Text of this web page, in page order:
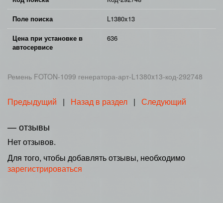
Поле поиска L1380x13
Цена при установке в
автосервисе
636
Ремень FOTON-1099 генератора-арт-L1380x13-код-292748
Предыдущий | Назад в раздел | Следующий
— отзывы
Нет отзывов.
Для того, чтобы добавлять отзывы, необходимо
зарегистрироваться